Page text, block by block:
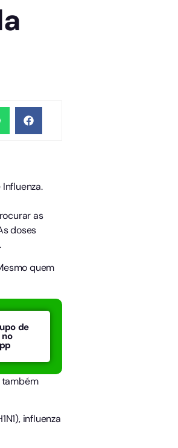
as
doses
quem
de
também
influenza